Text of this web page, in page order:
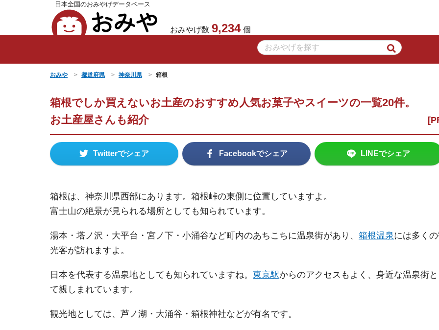
日本全国のおみやげデータベース
おみやげ数 9,234 個
おみや 都道府県 神奈川県 箱根
箱根でしか買えないお土産のおすすめ人気お菓子やスイーツの一覧20件。
お土産屋さんも紹介
Twitterでシェア Facebookでシェア LINEでシェア
箱根は、神奈川県西部にあります。箱根峠の東側に位置していますよ。
富士山の絶景が見られる場所としても知られています。
湯本・塔ノ沢・大平台・宮ノ下・小涌谷など町内のあちこちに温泉街があり、 箱根温泉には多く
光客が訪れますよ。
日本を代表する温泉地としても知られていますね。 東京駅からのアクセスもよく、身近な温泉街
て親しまれています。
観光地としては、芦ノ湖・大涌谷・箱根神社などが有名です。